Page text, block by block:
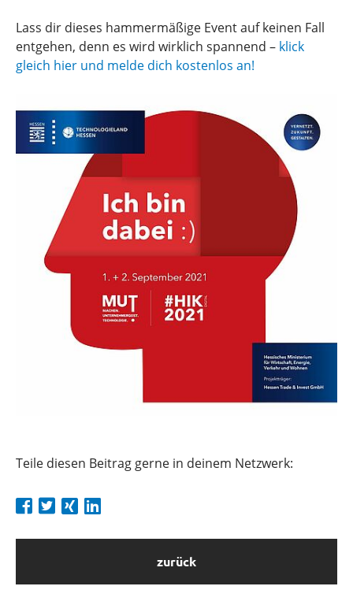
Lass dir dieses hammermäßige Event auf keinen Fall
entgehen, denn es wird wirklich spannend – klick
gleich hier und melde dich kostenlos an!
Teile diesen Beitrag gerne in deinem Netzwerk:
zurück